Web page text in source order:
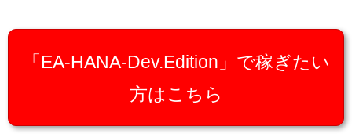
「EA-HANA-Dev.Edition」で稼ぎたい
方はこちら